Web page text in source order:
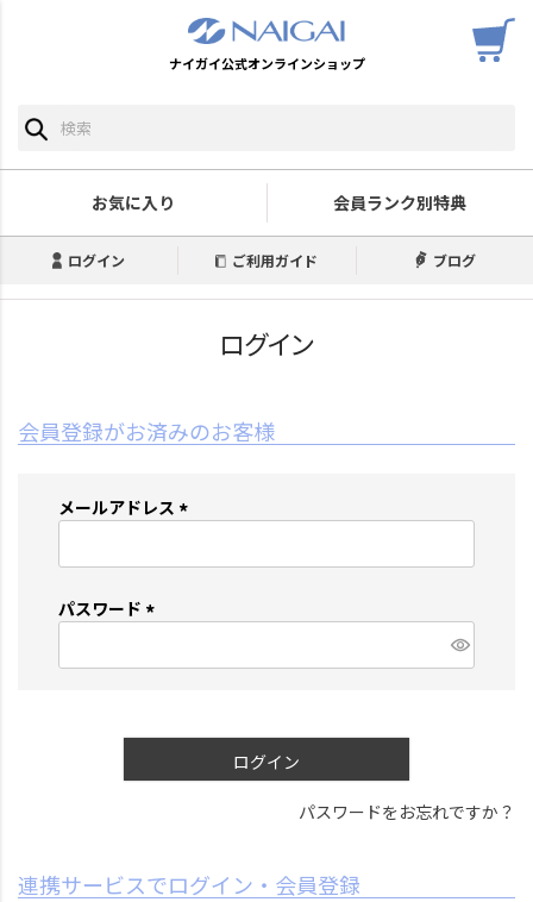
ナイガイ公式オンラインショップ
お気に入り 会員ランク別特典
ログイン ご利用ガイド ブログ
ログイン
会員登録がお済みのお客様
メールアドレス
必
パスワード
必
ログイン
パスワードをお忘れですか？
連携サービスでログイン・会員登録